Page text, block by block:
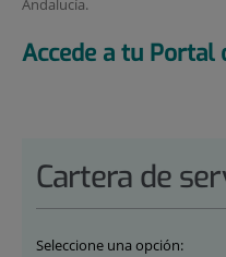
Andalucía.
Accede a tu Portal
Cartera de
Seleccione una opción: